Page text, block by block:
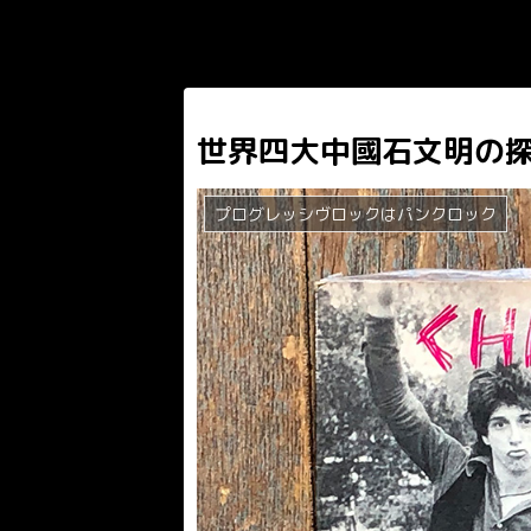
世界四大中國石文明の
プログレッシヴロックはパンクロック